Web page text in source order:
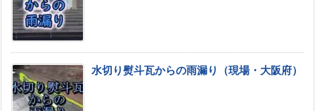
水切り熨斗瓦からの雨漏り（現場・大阪府）